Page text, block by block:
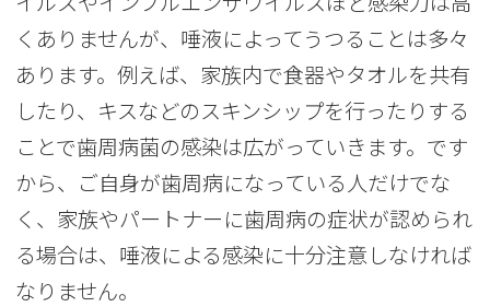
くありませんが、唾液によってうつることは多々
あります。例えば、家族内で食器やタオルを共有
したり、キスなどのスキンシップを行ったりする
ことで歯周病菌の感染は広がっていきます。です
から、ご自身が歯周病になっている人だけでな
く、家族やパートナーに歯周病の症状が認められ
る場合は、唾液による感染に十分注意しなければ
なりません。